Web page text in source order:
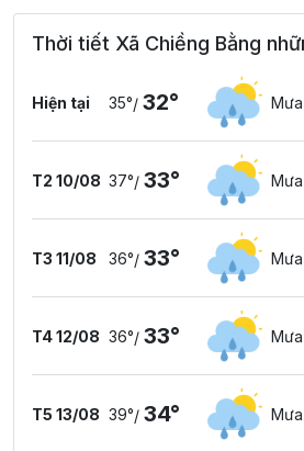
Thời tiết Xã Chiềng Bằng
Hiện tại 35°/ 32°
T2 10/08 37°/ 33°
T3 11/08 36°/ 33°
T4 12/08 36°/ 33°
T5 13/08 39°/ 34°